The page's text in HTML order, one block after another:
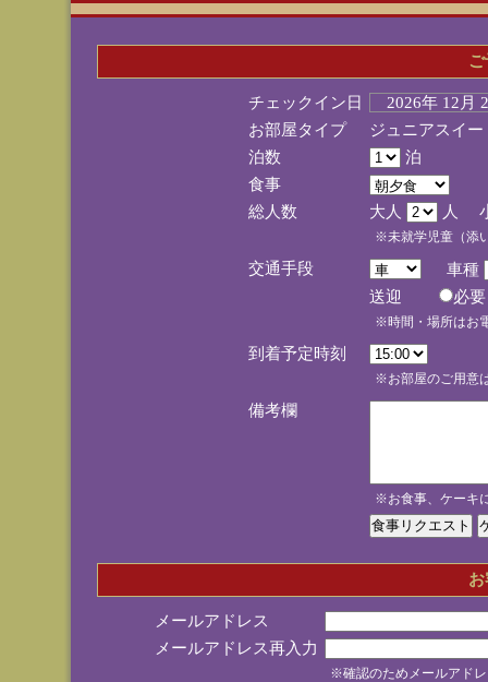
チェックイン日
2026年 12
お部屋タイプ
ジュニアスイ
泊数
泊
食事
総人数
大人 人
※未就学児童（添
交通手段
車種
送迎
※時間・場所はお
到着予定時刻
※お部屋のご用意
備考欄
※お食事、ケーキ
メールアドレス
メールアドレス再入力
※確認のためメールアド